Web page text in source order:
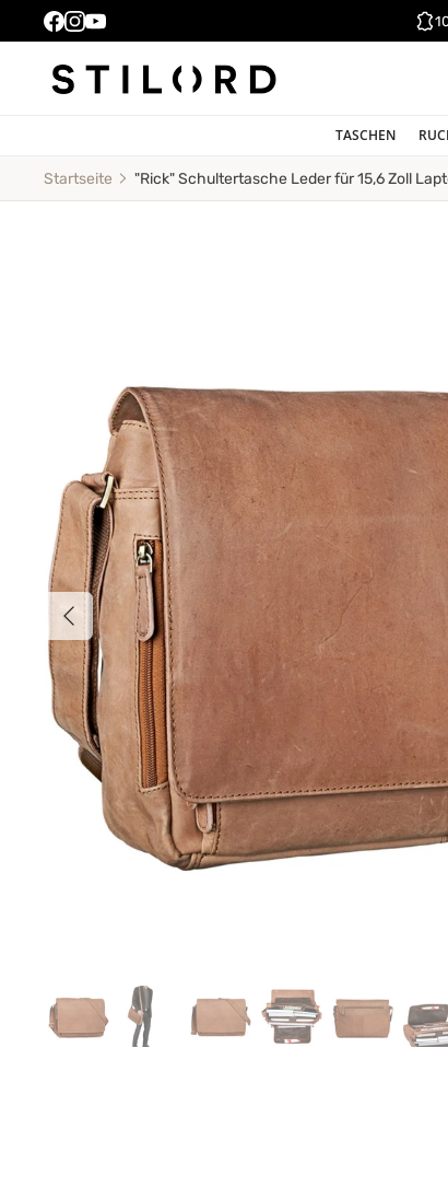
TASCHEN
Startseite "Rick" Schultertasche Leder für 15,6 Zoll
Vorherige